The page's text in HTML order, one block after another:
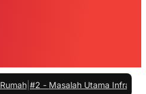
|#2 -Masalah Utama Infrastruktur